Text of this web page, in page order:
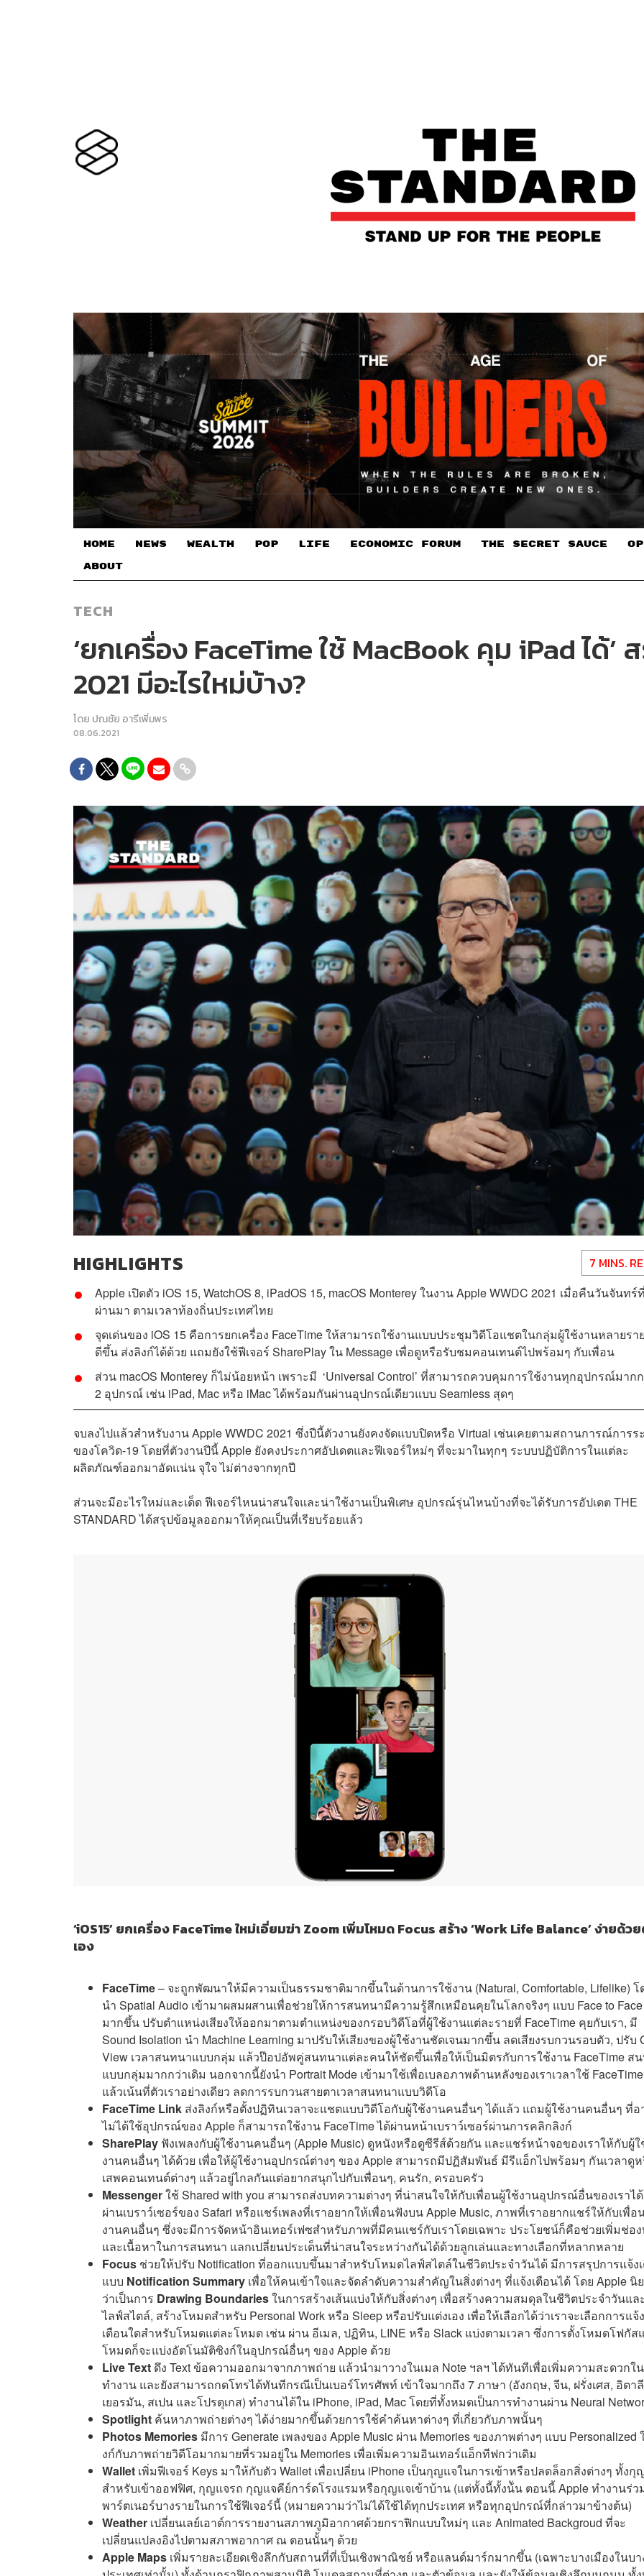
HOME NEWS WEALTH POP LIFE ECONOMIC FORUM THE SECRET SAUCE​
ABOUT
TECH
‘ยกเครื่อง FaceTime ใช้ MacBook คุม iPad ได้’
2021 มีอะไรใหม่บ้าง?
โดย ปณชัย อารีเพิ่มพร
08.06.2021
HIGHLIGHTS 7 MINS.
Apple เปิดตัว iOS 15, WatchOS 8, iPadOS 15, macOS Monterey ในงาน Apple WWDC 2021 เมื่อคืนวันจันทร์
ผ่านมา ตามเวลาท้องถิ่นประเทศไทย
จุดเด่นของ iOS 15 คือการยกเครื่อง FaceTime ให้สามารถใช้งานแบบประชุมวิดีโอแชตในกลุ่มผู้ใช้งานหลายรา
ดีขึ้น ส่งลิงก์ได้ด้วย แถมยังใช้ฟีเจอร์ SharePlay ใน Message เพื่อดูหรือรับชมคอนเทนต์ไปพร้อมๆ กับเพื่อน
ส่วน macOS Monterey ก็ไม่น้อยหน้า เพราะมี ‘Universal Control’ ที่สามารถควบคุมการใช้งานทุกอุปกรณ์มาก
2 อุปกรณ์ เช่น iPad, Mac หรือ iMac ได้พร้อมกันผ่านอุปกรณ์เดียวแบบ Seamless สุดๆ
จบลงไปแล้วสำหรับงาน Apple WWDC 2021 ซึ่งปีนี้ตัวงานยังคงจัดแบบปิดหรือ Virtual เช่นเคยตามสถานการณ์การร
ของโควิด-19 โดยที่ตัวงานปีนี้ Apple ยังคงประกาศอัปเดตและฟีเจอร์ใหม่ๆ ที่จะมาในทุกๆ ระบบปฏิบัติการในแต่ละ
ผลิตภัณฑ์ออกมาอัดแน่น จุใจ ไม่ต่างจากทุกปี
ส่วนจะมีอะไรใหม่และเด็ด ฟีเจอร์ไหนน่าสนใจและน่าใช้งานเป็นพิเศษ อุปกรณ์รุ่นไหนบ้างที่จะได้รับการอัปเดต THE
STANDARD ได้สรุปข้อมูลออกมาให้คุณเป็นที่เรียบร้อยแล้ว
‘iOS15’ ยกเครื่อง FaceTime ใหม่เอี่ยมฆ่า Zoom เพิ่มโหมด Focus สร้าง ‘Work Life Balance’ ง่ายด้ว
เอง
FaceTime– จะถูกพัฒนาให้มีความเป็นธรรมชาติมากขึ้นในด้านการใช้งาน (Natural, Comfortable, Lifelike) โ
นำ Spatial Audio เข้ามาผสมผสานเพื่อช่วยให้การสนทนามีความรู้สึกเหมือนคุยในโลกจริงๆ แบบ Face to
มากขึ้น ปรับตำแหน่งเสียงให้ออกมาตามตำแหน่งของกรอบวิดีโอที่ผู้ใช้งานแต่ละรายที่ FaceTime คุยกับเรา, มี
Sound Isolation นำ Machine Learning มาปรับให้เสียงของผู้ใช้งานชัดเจนมากขึ้น ลดเสียงรบกวนรอบตัว, ปรับ
View เวลาสนทนาแบบกลุ่ม แล้วป๊อปอัพคู่สนทนาแต่ละคนให้ชัดขึ้นเพื่อให้เป็นมิตรกับการใช้งาน FaceTime ส
แบบกลุ่มมากกว่าเดิม นอกจากนี้ยังนำ Portrait Mode เข้ามาใช้เพื่อเบลอภาพด้านหลังของเราเวลาใช้ FaceTime
แล้วเน้นที่ตัวเราอย่างเดียว ลดการรบกวนสายตาเวลาสนทนาแบบวิดีโอ
FaceTime Link ส่งลิงก์หรือตั้งปฏิทินเวลาจะแชตแบบวิดีโอกับผู้ใช้งานคนอื่นๆ ได้แล้ว แถมผู้ใช้งานคนอื่นๆ ที่อ
ไม่ได้ใช้อุปกรณ์ของ Apple ก็สามารถใช้งาน FaceTime ได้ผ่านหน้าเบราว์เซอร์ผ่านการคลิกลิงก์
SharePlay ฟังเพลงกับผู้ใช้งานคนอื่นๆ (Apple Music) ดูหนังหรือดูซีรีส์ด้วยกัน และแชร์หน้าจอของเราให้กับผู้
งานคนอื่นๆ ได้ด้วย เพื่อให้ผู้ใช้งานอุปกรณ์ต่างๆ ของ Apple สามารถมีปฏิสัมพันธ์ มีรีแอ็กไปพร้อมๆ กันเวลาดู
เสพคอนเทนต์ต่างๆ แล้วอยู่ไกลกันแต่อยากสนุกไปกับเพื่อนๆ, คนรัก, ครอบครัว
Messengerใช้ Shared with you สามารถส่งบทความต่างๆ ที่น่าสนใจให้กับเพื่อนผู้ใช้งานอุปกรณ์อื่นของเราไ
ผ่านเบราว์เซอร์ของ Safari หรือแชร์เพลงที่เราอยากให้เพื่อนฟังบน Apple Music, ภาพที่เราอยากแชร์ให้กับเพื่อ
งานคนอื่นๆ ซึ่งจะมีการจัดหน้าอินเทอร์เฟซสำหรับภาพที่มีคนแชร์กับเราโดยเฉพาะ ประโยชน์ก็คือช่วยเพิ่มช่อ
และเนื้อหาในการสนทนา แลกเปลี่ยนประเด็นที่น่าสนใจระหว่างกันได้ด้วยลูกเล่นและทางเลือกที่หลากหลาย
Focus ช่วยให้ปรับ Notification ที่ออกแบบขึ้นมาสำหรับโหมดไลฟ์สไตล์ในชีวิตประจำวันได้ มีการสรุปการแจ้ง
แบบ Notification Summary เพื่อให้คนเข้าใจและจัดลำดับความสำคัญในสิ่งต่างๆ ที่แจ้งเตือนได้ โดย Apple นิ
ว่าเป็นการ Drawing Boundariesในการสร้างเส้นแบ่งให้กับสิ่งต่างๆ เพื่อสร้างความสมดุลในชีวิตประจำวันแล
ไลฟ์สไตล์, สร้างโหมดสำหรับ Personal Work หรือ Sleep หรือปรับแต่งเอง เพื่อให้เลือกได้ว่าเราจะเลือกการแจ้ง
เตือนใดสำหรับโหมดแต่ละโหมด เช่น ผ่าน อีเมล, ปฏิทิน, LINE หรือ Slack แบ่งตามเวลา ซึ่งการตั้งโหมดโฟกัส
โหมดก็จะแบ่งอัตโนมัติซิงก์ในอุปกรณ์อื่นๆ ของ Apple ด้วย
Live Text ดึง Text ข้อความออกมาจากภาพถ่าย แล้วนำมาวางในเมล Note ฯลฯ ได้ทันทีเพื่อเพิ่มความสะดวกใ
ทำงาน และยังสามารถกดโทรได้ทันทีกรณีเป็นเบอร์โทรศัพท์ เข้าใจมากถึง 7 ภาษา (อังกฤษ, จีน, ฝรั่งเศส, อิตา
เยอรมัน, สเปน และโปรตุเกส) ทำงานได้ใน iPhone, iPad, Mac โดยที่ทั้งหมดเป็นการทำงานผ่าน Neural
Spotlight ค้นหาภาพถ่ายต่างๆ ได้ง่ายมากขึ้นด้วยการใช้คำค้นหาต่างๆ ที่เกี่ยวกับภาพนั้นๆ
Photos Memories มีการ Generate เพลงของ Apple Music ผ่าน Memories ของภาพต่างๆ แบบ Personalized
งก์กับภาพถ่ายวิดีโอมากมายที่รวมอยู่ใน Memories เพื่อเพิ่มความอินเทอร์แอ็กทีฟกว่าเดิม
Wallet เพิ่มฟีเจอร์ Keys มาให้กับตัว Wallet เพื่อเปลี่ยน iPhone เป็นกุญแจในการเข้าหรือปลดล็อกสิ่งต่างๆ ทั้งกุ
สำหรับเข้าออฟฟิศ, กุญแจรถ กุญแจคีย์การ์ดโรงแรมหรือกุญแจเข้าบ้าน (แต่ทั้งนี้ทั้งน้ัน ตอนนี้ Apple ทำงานร่ว
พาร์ตเนอร์บางรายในการใช้ฟีเจอร์นี้ (หมายความว่าไม่ได้ใช้ได้ทุกประเทศ หรือทุกอุปกรณ์ที่กล่าวมาข้างต้น)
Weather เปลี่ยนเลย์เอาต์การรายงานสภาพภูมิอากาศด้วยกราฟิกแบบใหม่ๆ และ Animated Backgroud ที่จะ
เปลี่ยนแปลงอิงไปตามสภาพอากาศ ณ ตอนนั้นๆ ด้วย
Apple Maps เพิ่มรายละเอียดเชิงลึกกับสถานที่ที่เป็นเชิงพาณิชย์ หรือแลนด์มาร์กมากขึ้น (เฉพาะบางเมืองในบา